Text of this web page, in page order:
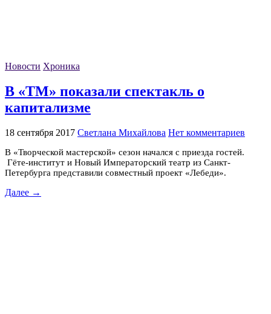
Новости Хроника
В «ТМ» показали спектакль о
капитализме
18 сентября 2017 Светлана Михайлова Нет комментариев
В «Творческой мастерской» сезон начался с приезда гостей.
Гёте-институт и Новый Императорский театр из Санкт-
Петербурга представили совместный проект «Лебеди».
Далее →